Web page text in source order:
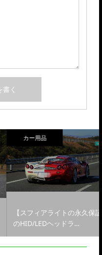
カー用品
【スフィアライトの永久保証
のHID/LEDヘッドラ…